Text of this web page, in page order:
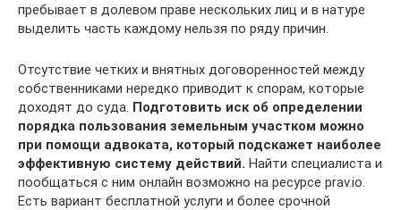
пребывает в долевом праве нескольких лиц и в натуре
выделить часть каждому нельзя по ряду причин.
Отсутствие четких и внятных договоренностей между
собственниками нередко приводит к спорам, которые
доходят до суда. Подготовить иск об определении
порядка пользования земельным участком можно
при помощи адвоката, который подскажет наиболее
эффективную систему действий. Найти специалиста и
пообщаться с ним онлайн возможно на ресурсе prav.io.
Есть вариант бесплатной услуги и более срочной